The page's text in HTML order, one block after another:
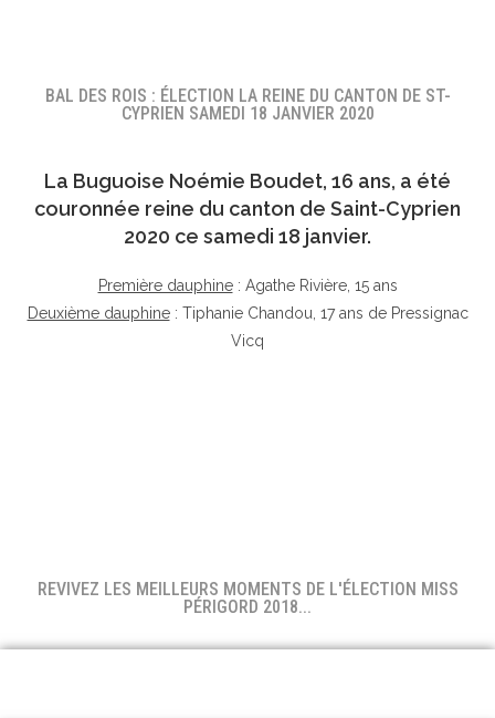
BAL DES ROIS : ÉLECTION LA REINE DU CANTON DE ST-
CYPRIEN SAMEDI 18 JANVIER 2020
La Buguoise Noémie Boudet, 16 ans, a été
couronnée reine du canton de Saint-Cyprien
2020 ce samedi 18 janvier.
Première dauphine: Agathe Rivière, 15 ans
Deuxième dauphine: Tiphanie Chandou, 17 ans de Pressignac
Vicq
REVIVEZ LES MEILLEURS MOMENTS DE L'ÉLECTION MISS
PÉRIGORD 2018...